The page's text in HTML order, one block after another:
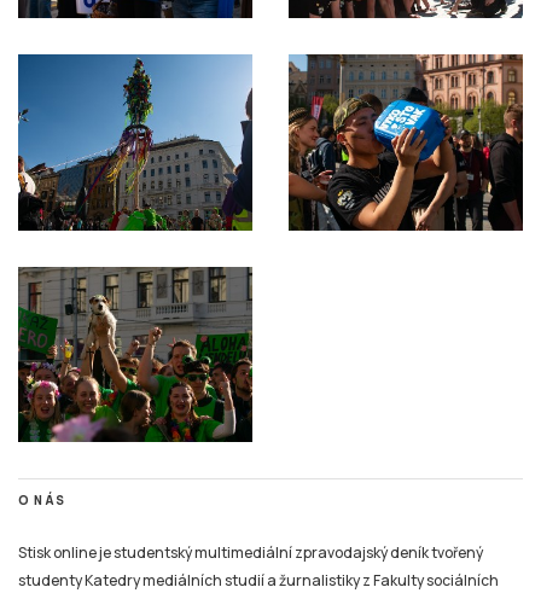
O NÁS
Stisk online je studentský multimediální zpravodajský deník tvořený
studenty Katedry mediálních studií a žurnalistiky z Fakulty sociálních